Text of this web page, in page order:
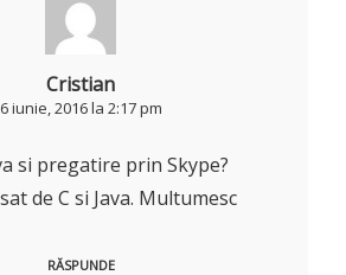
Cristian
6 iunie, 2016 la 2:17 pm
si pregatire prin Skype?
de C si Java. Multumesc
RĂSPUNDE